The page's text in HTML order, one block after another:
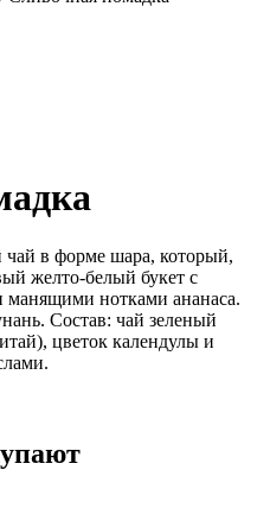
в форме шара, который,
желто-белый букет с
нотками ананаса.
Состав: чай зеленый
цветок календулы и